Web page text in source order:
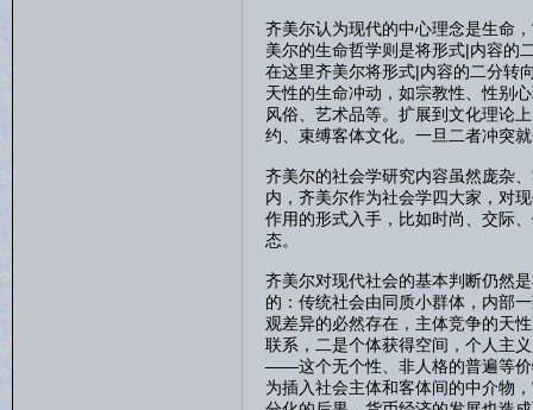
齐美尔认为现代的中心理念是生命
美尔的生命哲学则是将形式|内容的
在这里齐美尔将形式|内容的二分转
天性的生命冲动，如宗教性、性别
风俗、艺术品等。扩展到文化理论
约、束缚客体文化。一旦二者冲突
齐美尔的社会学研究内容虽然庞杂
内，齐美尔作为社会学四大家，对
作用的形式入手，比如时尚、交际
态。
齐美尔对现代社会的基本判断仍然
的：传统社会由同质小群体，内部
观差异的必然存在，主体竞争的天
联系，二是个体获得空间，个人主
——这个无个性、非人格的普遍等价
为插入社会主体和客体间的中介物